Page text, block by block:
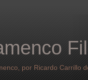
por Ricardo Carrillo